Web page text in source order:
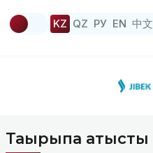
KZ QZ РУ EN 中文
Тақырыпқа қатысты